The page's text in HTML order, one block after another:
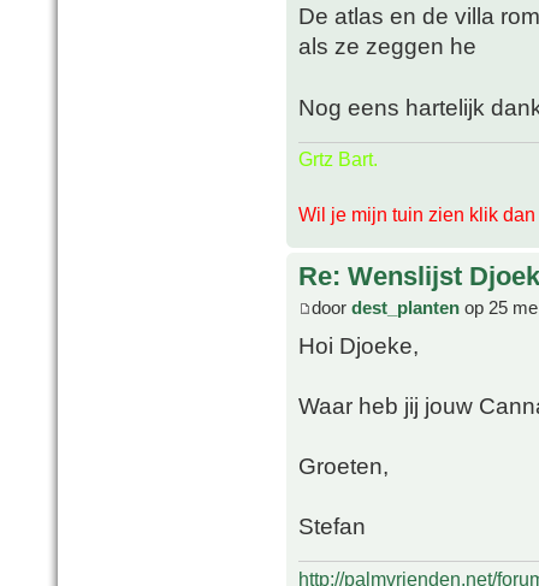
De atlas en de villa
als ze zeggen he
Nog eens hartelijk
Grtz Bart.
Wil je mijn tuin zien klik dan
Re: Wenslijst
door dest_planten op 25
Hoi Djoeke,
Waar heb jij jouw
Groeten,
Stefan
http://palmvrienden.net/